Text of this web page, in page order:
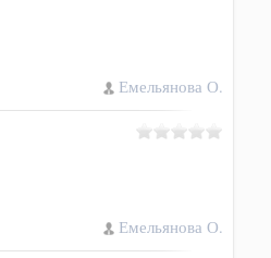
Емельянова О.
Емельянова О.